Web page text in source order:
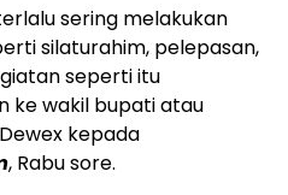
sering melakukan
silaturahim, pelepasan,
seperti itu
ke wakil bupati atau
kepada
, Rabu sore.